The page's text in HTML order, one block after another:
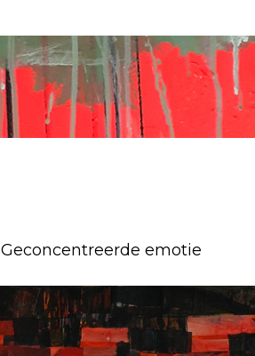
Geconcentreerde emotie